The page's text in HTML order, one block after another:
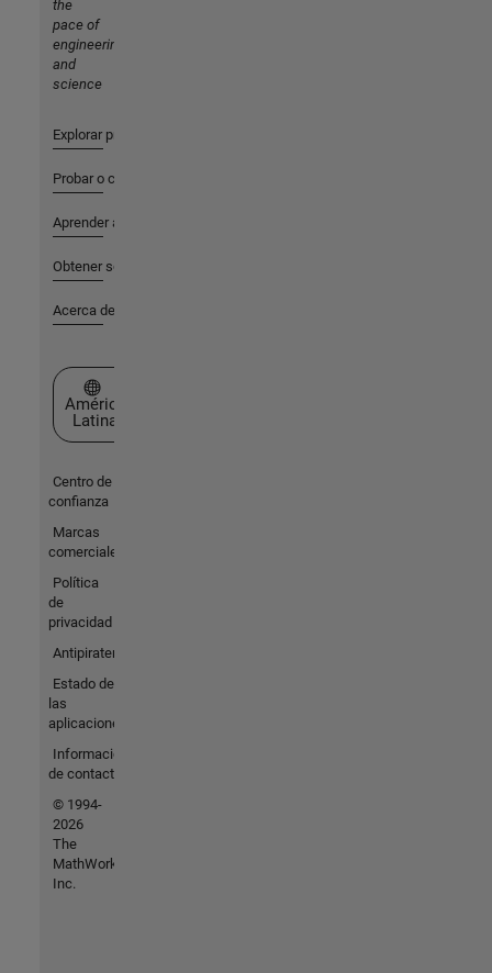
the
pace of
engineering
and
science
Explorar productos
Probar o comprar
Aprender a utilizar
Obtener soporte
Acerca de MathWorks
Seleccione un país/idioma
América
Latina
Centro de
confianza
Marcas
comerciales
Política
de
privacidad
Antipiratería
Estado de
las
aplicaciones
Información
de contacto
© 1994-
2026
The
MathWorks,
Inc.